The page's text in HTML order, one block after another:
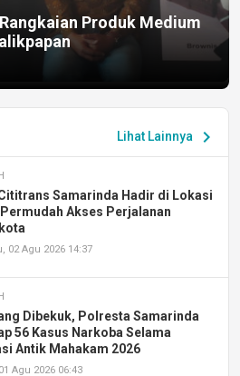
Produk Medium
Lihat Lainnya chevron_right
Samarinda Hadir di Lokasi
Akses Perjalanan
02 Agu 2026 14:37
Dibekuk, Polresta Samarinda
56 Kasus Narkoba Selama
Antik Mahakam 2026
Agu 2026 06:43